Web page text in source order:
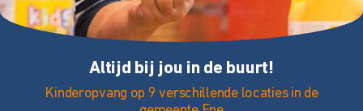
Altijd bij jou in de buurt!
Kinderopvang op 9 verschillende locaties in de